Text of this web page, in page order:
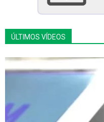
ÚLTIMOS VÍDEOS